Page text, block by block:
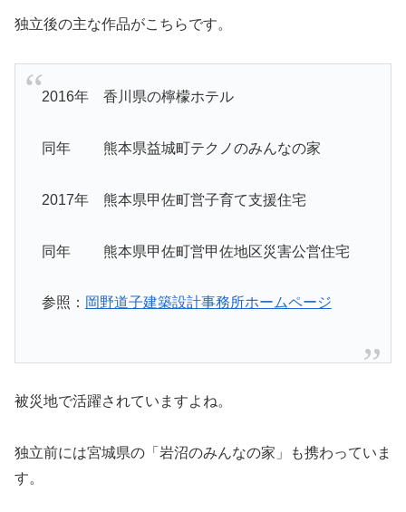
独立後の主な作品がこちらです。
2016年 香川県の檸檬ホテル
同年 熊本県益城町テクノのみんなの家
2017年 熊本県甲佐町営子育て支援住宅
同年 熊本県甲佐町営甲佐地区災害公営住宅
参照： 岡野道子建築設計事務所ホームページ
被災地で活躍されていますよね。
独立前には宮城県の「岩沼のみんなの家」も携わっていま
す。